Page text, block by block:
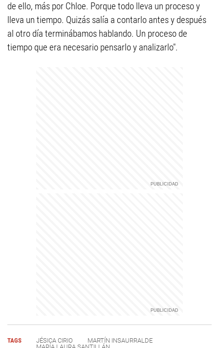
de ello, más por Chloe. Porque todo lleva un proceso y
lleva un tiempo. Quizás salía a contarlo antes y después
al otro día terminábamos hablando. Un proceso de
tiempo que era necesario pensarlo y analizarlo".
TAGS JÉSICA CIRIO
MARTÍN INSAURRALDE